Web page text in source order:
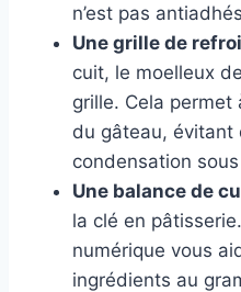
n’est pas
Une grille de
cuit, le moelleux
grille. Cela permet
du gâteau, évitant
condensation
Une balance de
la clé en
numérique vous
ingrédients au